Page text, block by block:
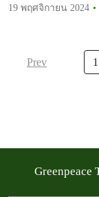
19 พฤศจิกายน 2024
Prev 1
Greenpeace